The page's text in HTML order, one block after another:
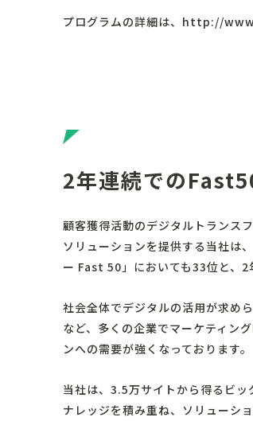
プログラムの詳細は、 http://
2年連続での
顧客獲得活動のデジタルトランス
ソリューションを提供する当社は
ー Fast 50」においても33位と、2
社会全体でデジタルの活用が求め
など、多くの企業でマーケティン
ンへの需要が強くなっております。
当社は、3.5万サイトから得るビッ
ナレッジを積み重ね、ソリューシ